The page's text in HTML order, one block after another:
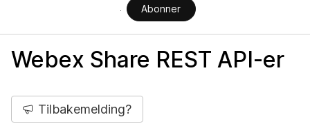
Abonner
Webex Share REST API-er
Tilbakemelding?